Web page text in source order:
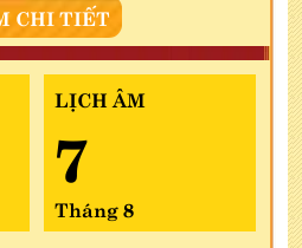
CHI TIẾT
LỊCH ÂM
7
Tháng 8